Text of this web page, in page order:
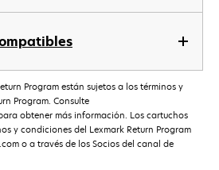
Program están sujetos a los términos y
Program. Consulte
obtener más información. Los cartuchos
y condiciones del Lexmark Return Program
o a través de los Socios del canal de